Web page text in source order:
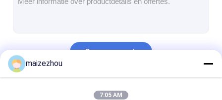
Superfine Malende Machine
v de mixer van het typepoeder
Doorgaan
maizezhou
7:05 AM